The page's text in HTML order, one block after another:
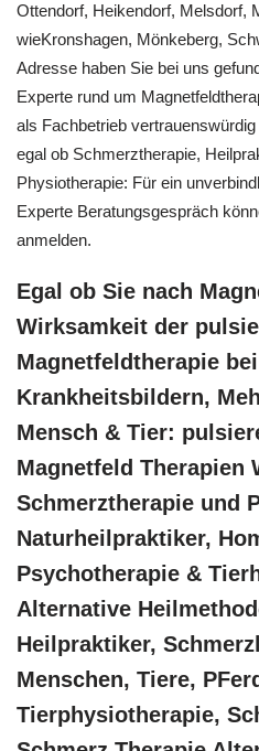
Ottendorf, Heikendorf, Melsdorf,
wieKronshagen, Mönkeberg,
Adresse haben Sie bei uns
Experte rund um
als Fachbetrieb
egal ob Schmerztherapie,
Physiotherapie: Für ein
Experte Beratungsgespräch
anmelden.
Egal ob Sie nach
Wirksamkeit der
Magnetfeldtherapie
Krankheitsbildern,
Mensch & Tier:
Magnetfeld Therapien
Schmerztherapie und
Naturheilpraktiker,
‎Psychotherapie &
Alternative
Heilpraktiker,
Menschen, Tiere,
Tierphysiotherapie,